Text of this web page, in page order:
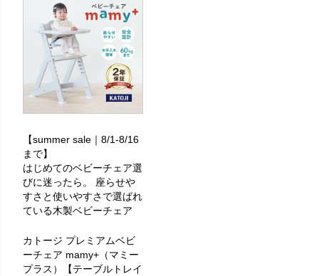
【summer sale｜8/1-8/16
まで】
はじめてのベビーチェア選
びに迷ったら。 座らせや
すさと使いやすさで選ばれ
ている木製ベビーチェア
カトージ プレミアムベビ
ーチェア mamy+（マミー
プラス）【テーブルトレイ